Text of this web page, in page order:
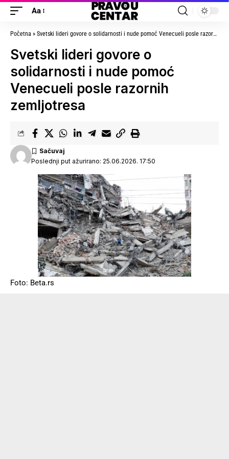
Aa
Početna » Svetski lideri govore o solidarnosti i nude pomoć Venecueli posle razornih zemljotresa
Svetski lideri govore o
solidarnosti i nude pomoć
Venecueli posle razornih
zemljotresa
Poslednji put ažurirano: 25.06.2026. 17:50
Foto: Beta.rs